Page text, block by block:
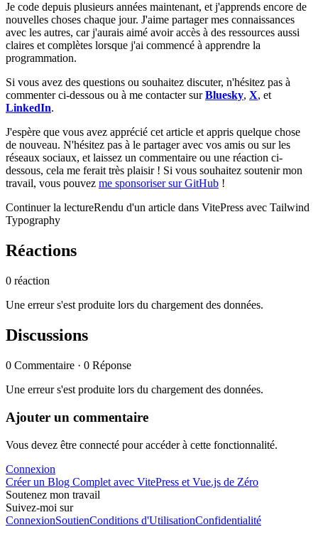
Je code depuis plusieurs années maintenant, et j'apprends encore de
nouvelles choses chaque jour. J'aime partager mes connaissances
avec les autres, car j'aurais aimé avoir accès à des ressources aussi
claires et complètes lorsque j'ai commencé à apprendre la
programmation.
Si vous avez des questions ou souhaitez discuter, n'hésitez pas à
commenter ci-dessous ou à me contacter surBluesky, X, et
LinkedIn.
J'espère que vous avez apprécié cet article et appris quelque chose
de nouveau. N'hésitez pas à le partager avec vos amis ou sur les
réseaux sociaux, et laissez un commentaire ou une réaction ci-
dessous, cela me ferait très plaisir ! Si vous souhaitez soutenir mon
travail, vous pouvez me sponsoriser sur GitHub !
Continuer la lectureRendu d'un article dans VitePress avec Tailwind
Typography
Réactions
0 réaction
Une erreur s'est produite lors du chargement des données.
Discussions
0 Commentaire · 0 Réponse
Une erreur s'est produite lors du chargement des données.
Ajouter un commentaire
Vous devez être connecté pour accéder à cette fonctionnalité.
Connexion
Créer un Blog Complet avec VitePress et Vue.js de Zéro
Soutenez mon travail
Suivez-moi sur
ConnexionSoutienConditions d'UtilisationConfidentialité